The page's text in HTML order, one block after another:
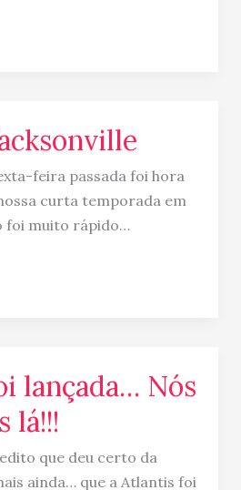
feira passada foi hora
curta temporada em
foi muito rápido…
lançada… Nós
lá!!!
que deu certo da
ainda… que a Atlantis foi